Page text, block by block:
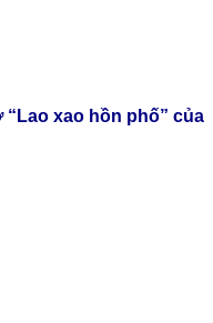
xao hồn phố” của